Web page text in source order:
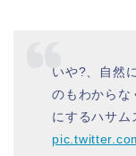
いや?、自然
のもわから
にするハサム